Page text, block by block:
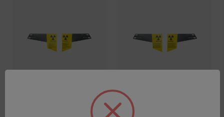
Aufkleber Gehäuse